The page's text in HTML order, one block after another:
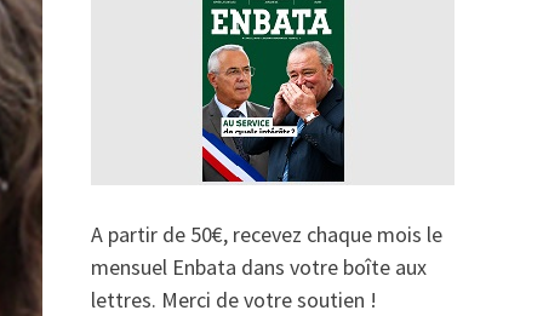
A partir de 50€, recevez chaque mois le
mensuel Enbata dans votre boîte aux
lettres. Merci de votre soutien !